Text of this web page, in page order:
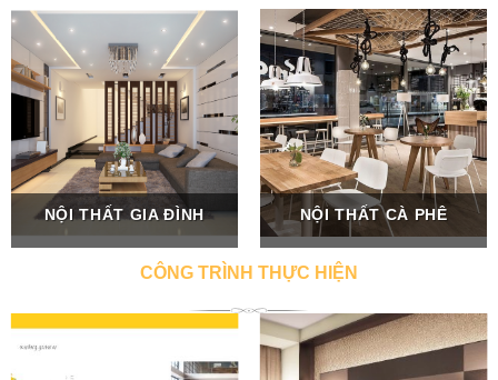
NỘI THẤT GIA ĐÌNH NỘI THẤT CÀ PHÊ
CÔNG TRÌNH THỰC HIỆN